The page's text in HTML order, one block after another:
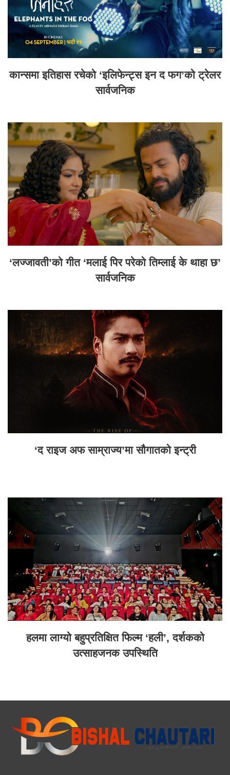
कान्समा इतिहास रचेको ‘इलिफेन्ट्स इन द फग’को ट्रेलर
सार्वजनिक
‘लज्जावती’को गीत ‘मलाई पिर परेको तिम्लाई के थाहा छ’
सार्वजनिक
‘द राइज अफ साम्राज्य’मा सौगातको इन्ट्री
हलमा लाग्यो बहुप्रतिक्षित फिल्म ‘हली’, दर्शकको
उत्साहजनक उपस्थिति